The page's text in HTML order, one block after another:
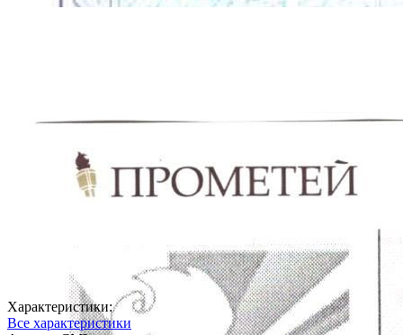
Характеристики:
Все характеристики